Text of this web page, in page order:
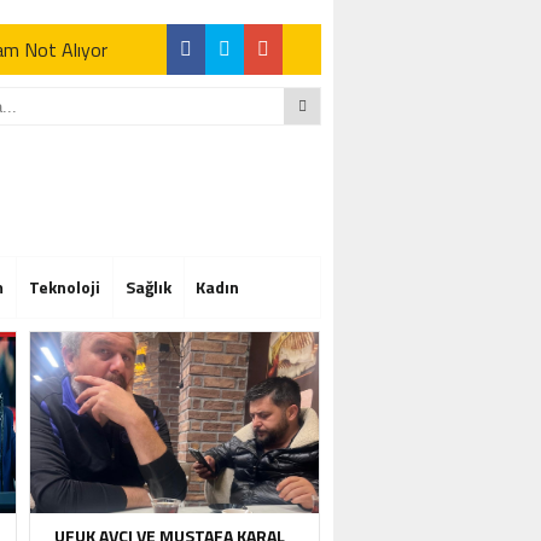
Not Alıyor
Not Alıyor
Teknoloji Sağlık Kadın
UFUK AVCI VE MUSTAFA KARAL